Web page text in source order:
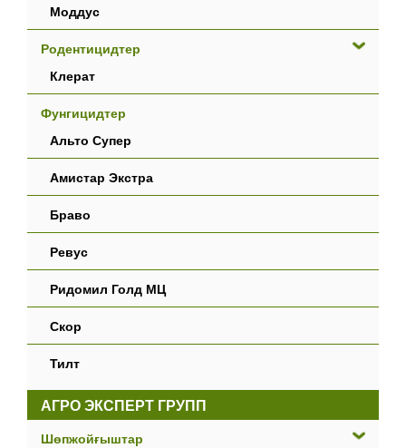
Моддус
Родентицидтер
Клерат
Фунгицидтер
Альто Супер
Амистар Экстра
Браво
Ревус
Ридомил Голд МЦ
Скор
Тилт
АГРО ЭКСПЕРТ ГРУПП
Шөпжойғыштар